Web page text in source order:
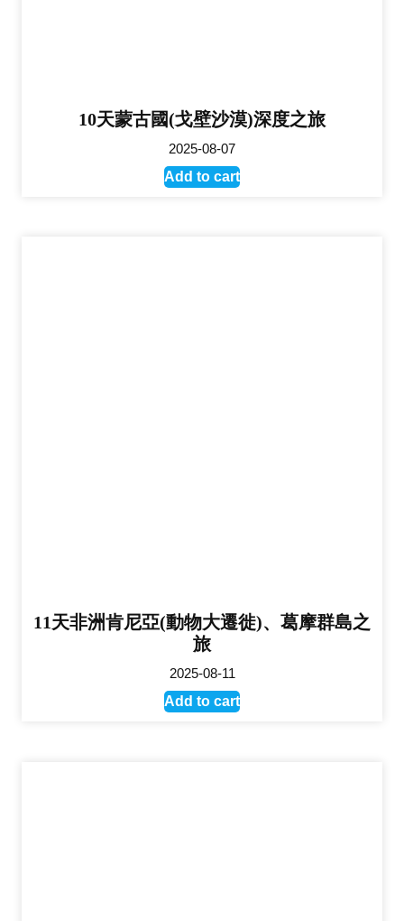
10天蒙古國(戈壁沙漠)深度之旅
2025-08-07
Add to cart
11天非洲肯尼亞(動物大遷徙)、葛摩群島之
旅
2025-08-11
Add to cart